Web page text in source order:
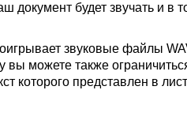
документ будет звучать и в
звуковые файлы
можете также
которого представлен в